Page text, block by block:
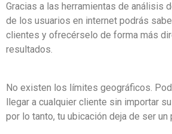
Gracias a las herramientas de análisis
de los usuarios en internet podrás
clientes y ofrecérselo de forma más
resultados.
No existen los límites geográficos.
llegar a cualquier cliente sin importar
por lo tanto, tu ubicación deja de ser un